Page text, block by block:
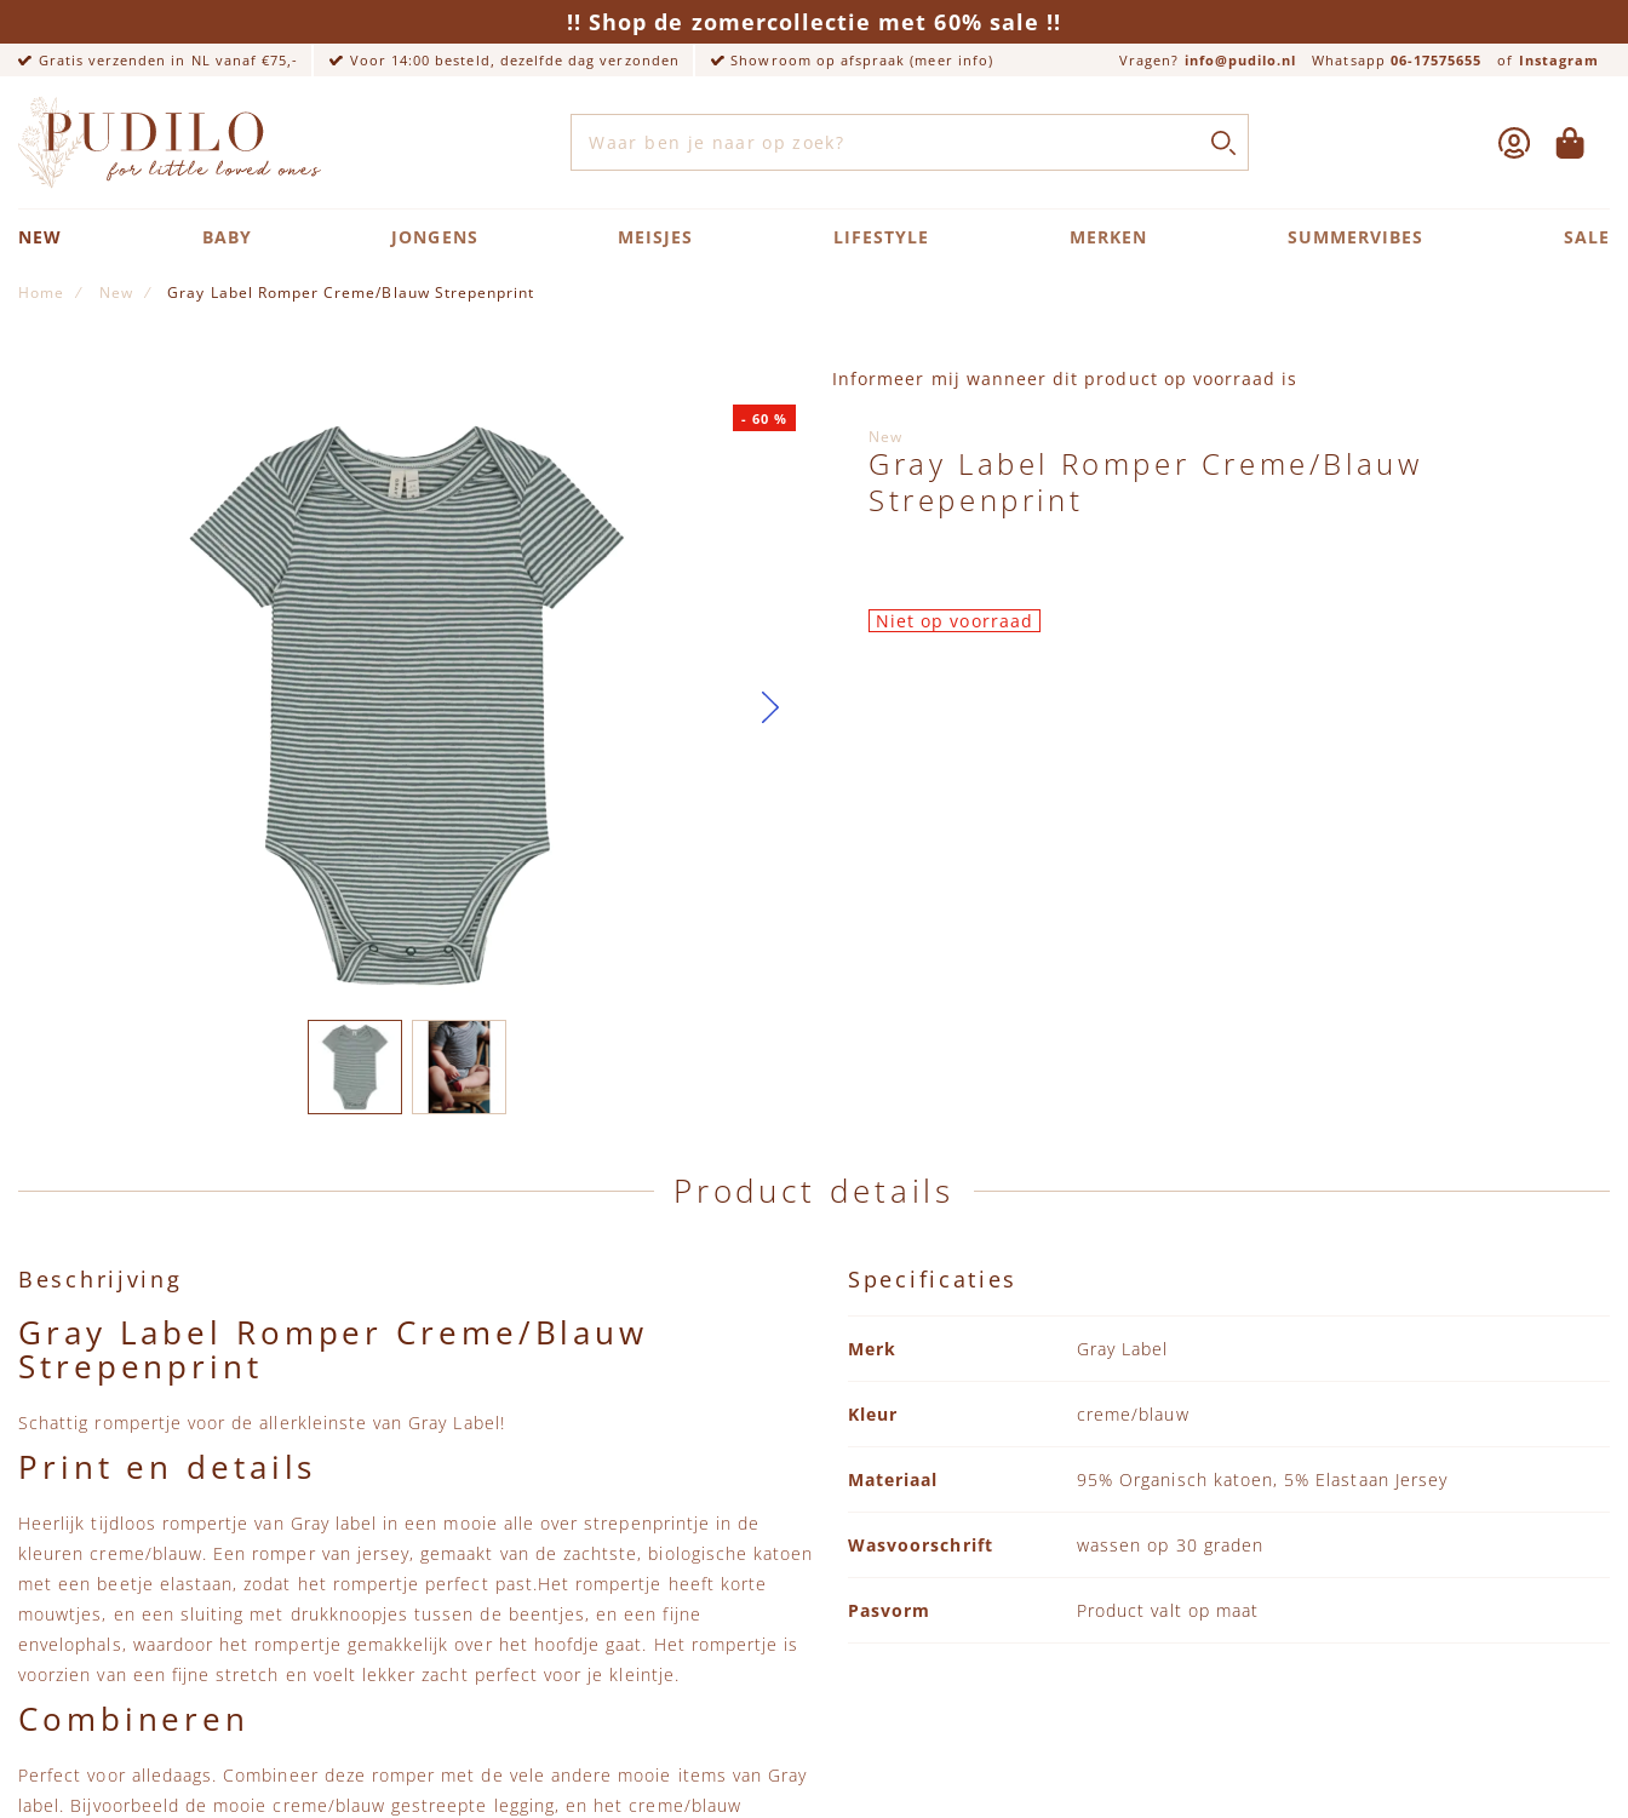
!! Shop de zomercollectie met 60% sale !!
Gratis verzenden in NL vanaf €75,- Voor 14:00 besteld, dezelfde dag verzonden Showroom op afspraak (meer info) Vragen? info@pudilo.nl Whatsapp 06-17575655 of Instagram
Close search
ZOEK ACCOUNT
NEW BABY JONGENS MEISJES LIFESTYLE MERKEN SUMMERVIBES SALE
Home New Gray Label Romper Creme/Blauw Strepenprint
- 60 %
Informeer mij wanneer dit product op voorraad is
New
Gray Label Romper Creme/Blauw
Strepenprint
Niet op voorraad
Product details
Beschrijving
Gray Label Romper Creme/Blauw
Strepenprint
Schattig rompertje voor de allerkleinste van Gray Label!
Print en details
Heerlijk tijdloos rompertje van Gray label in een mooie alle over strepenprintje in de
kleuren creme/blauw. Een romper van jersey, gemaakt van de zachtste, biologische katoen
met een beetje elastaan, zodat het rompertje perfect past.Het rompertje heeft korte
mouwtjes, en een sluiting met drukknoopjes tussen de beentjes, en een fijne
envelophals, waardoor het rompertje gemakkelijk over het hoofdje gaat. Het rompertje is
voorzien van een fijne stretch en voelt lekker zacht perfect voor je kleintje.
Combineren
Perfect voor alledaags. Combineer deze romper met de vele andere mooie items van Gray
label. Bijvoorbeeld de mooie creme/blauw gestreepte legging, en het creme/blauw
Specificaties
Merk
Gray Label
Kleur creme/blauw
Materiaal 95% Organisch katoen, 5% Elastaan Jersey
Wasvoorschrift wassen op 30 graden
Pasvorm Product valt op maat